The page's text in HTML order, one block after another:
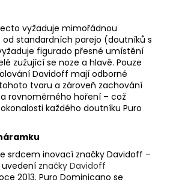
vyžaduje mimořádnou
od standardních parejo (doutníků s
figurado přesné umístění
zužující se noze a hlavě. Pouze
Davidoff mají odborné
tvaru a zároveň zachování
rovnoměrného hoření – což
každého doutníku Puro
srdcem inovací značky Davidoff –
značky Davidoff
2013. Puro Dominicano se